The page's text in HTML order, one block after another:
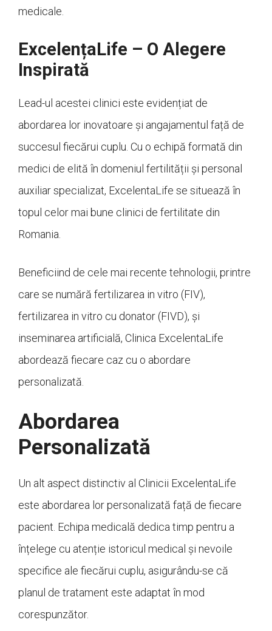
medicale.
ExcelențaLife – O Alegere
Inspirată
Lead-ul acestei clinici este evidențiat de
abordarea lor inovatoare și angajamentul față de
succesul fiecărui cuplu. Cu o echipă formată din
medici de elită în domeniul fertilității și personal
auxiliar specializat, ExcelentaLife se situează în
topul celor mai bune clinici de fertilitate din
Romania.
Beneficiind de cele mai recente tehnologii, printre
care se numără fertilizarea in vitro (FIV),
fertilizarea in vitro cu donator (FIVD), și
inseminarea artificială, Clinica ExcelentaLife
abordează fiecare caz cu o abordare
personalizată.
Abordarea
Personalizată
Un alt aspect distinctiv al Clinicii ExcelentaLife
este abordarea lor personalizată față de fiecare
pacient. Echipa medicală dedica timp pentru a
înțelege cu atenție istoricul medical și nevoile
specifice ale fiecărui cuplu, asigurându-se că
planul de tratament este adaptat în mod
corespunzător.